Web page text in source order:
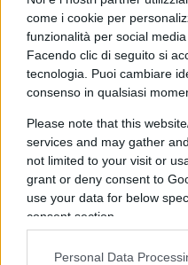
come i cookie per
funzionalità per social
Facendo clic di seguito si
tecnologia. Puoi cambiare
consenso in qualsiasi
Please note that this
services and may gather
not limited to your visit or
grant or deny consent to
use your data for below
consent section.
Personal Data